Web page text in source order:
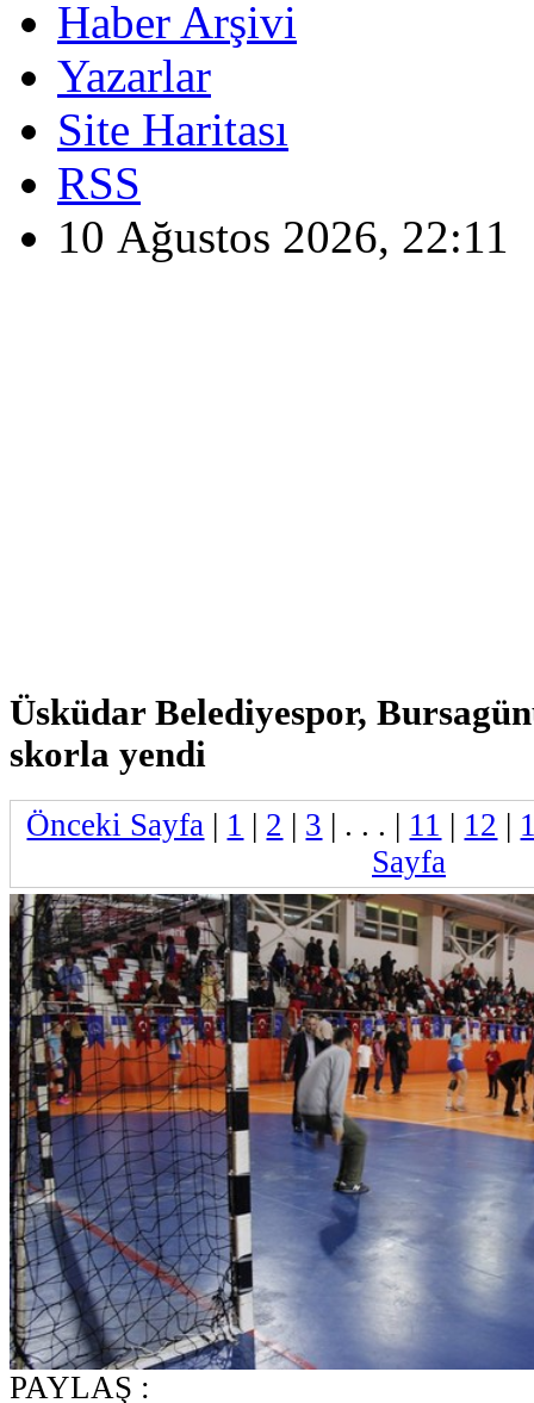
Haber Arşivi
Yazarlar
Site Haritası
RSS
10 Ağustos 2026, 22:11
Üsküdar Belediyespor,
skorla yendi
Önceki Sayfa | 1 | 2 | 3 | . . . | 11 | 12 |
Sayfa
PAYLAŞ :